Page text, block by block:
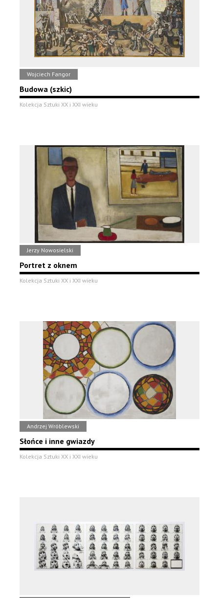
Wojciech Fangor
Budowa (szkic)
Kolekcja Sztuki XX i XXI wieku
Jerzy Nowosielski
Portret z oknem
Kolekcja Sztuki XX i XXI wieku
Andrzej Wróblewski
Słońce i inne gwiazdy
Kolekcja Sztuki XX i XXI wieku